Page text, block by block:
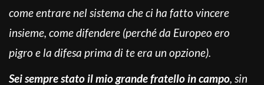
come entrare nel sistema che ci ha fatto vincere
insieme, come difendere (perché da Europeo ero
pigro e la difesa prima di te era un opzione).
Sei sempre stato il mio grande fratello in campo, sin